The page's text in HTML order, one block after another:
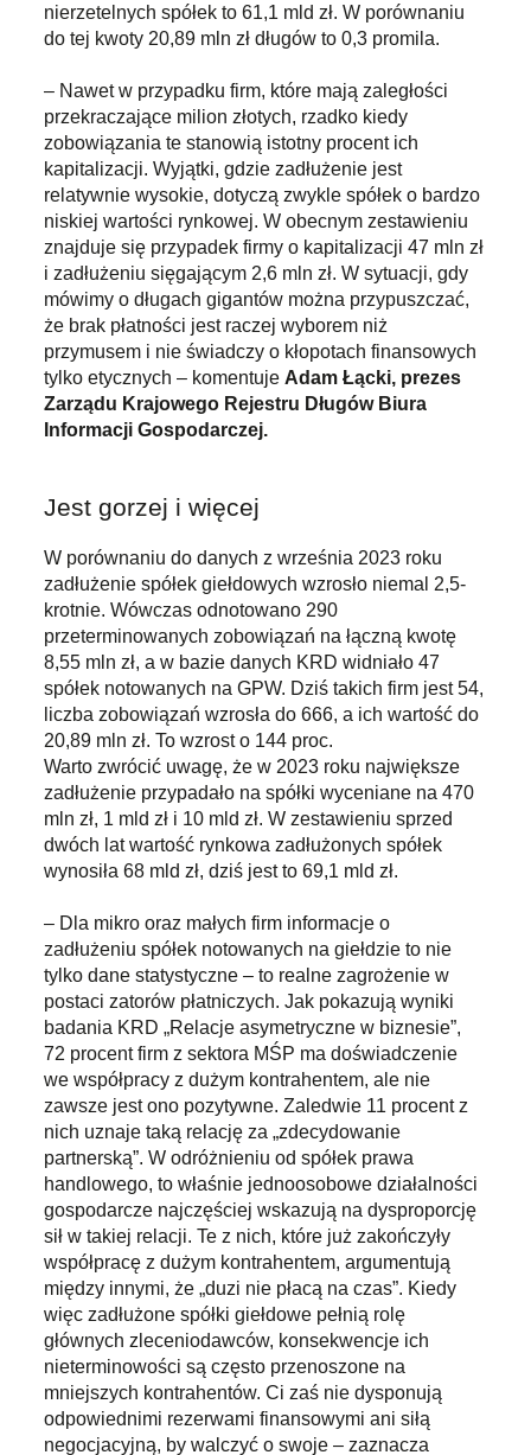
nierzetelnych spółek to 61,1 mld zł. W porównaniu
do tej kwoty 20,89 mln zł długów to 0,3 promila.
– Nawet w przypadku firm, które mają zaległości
przekraczające milion złotych, rzadko kiedy
zobowiązania te stanowią istotny procent ich
kapitalizacji. Wyjątki, gdzie zadłużenie jest
relatywnie wysokie, dotyczą zwykle spółek o bardzo
niskiej wartości rynkowej. W obecnym zestawieniu
znajduje się przypadek firmy o kapitalizacji 47 mln zł
i zadłużeniu sięgającym 2,6 mln zł. W sytuacji, gdy
mówimy o długach gigantów można przypuszczać,
że brak płatności jest raczej wyborem niż
przymusem i nie świadczy o kłopotach finansowych
tylko etycznych – komentuje Adam Łącki, prezes
Zarządu Krajowego Rejestru Długów Biura
Informacji Gospodarczej.
Jest gorzej i więcej
W porównaniu do danych z września 2023 roku
zadłużenie spółek giełdowych wzrosło niemal 2,5-
krotnie. Wówczas odnotowano 290
przeterminowanych zobowiązań na łączną kwotę
8,55 mln zł, a w bazie danych KRD widniało 47
spółek notowanych na GPW. Dziś takich firm jest 54,
liczba zobowiązań wzrosła do 666, a ich wartość do
20,89 mln zł. To wzrost o 144 proc.
Warto zwrócić uwagę, że w 2023 roku największe
zadłużenie przypadało na spółki wyceniane na 470
mln zł, 1 mld zł i 10 mld zł. W zestawieniu sprzed
dwóch lat wartość rynkowa zadłużonych spółek
wynosiła 68 mld zł, dziś jest to 69,1 mld zł.
– Dla mikro oraz małych firm informacje o
zadłużeniu spółek notowanych na giełdzie to nie
tylko dane statystyczne – to realne zagrożenie w
postaci zatorów płatniczych. Jak pokazują wyniki
badania KRD „Relacje asymetryczne w biznesie”,
72 procent firm z sektora MŚP ma doświadczenie
we współpracy z dużym kontrahentem, ale nie
zawsze jest ono pozytywne. Zaledwie 11 procent z
nich uznaje taką relację za „zdecydowanie
partnerską”. W odróżnieniu od spółek prawa
handlowego, to właśnie jednoosobowe działalności
gospodarcze najczęściej wskazują na dysproporcję
sił w takiej relacji. Te z nich, które już zakończyły
współpracę z dużym kontrahentem, argumentują
między innymi, że „duzi nie płacą na czas”. Kiedy
więc zadłużone spółki giełdowe pełnią rolę
głównych zleceniodawców, konsekwencje ich
nieterminowości są często przenoszone na
mniejszych kontrahentów. Ci zaś nie dysponują
odpowiednimi rezerwami finansowymi ani siłą
negocjacyjną, by walczyć o swoje – zaznacza